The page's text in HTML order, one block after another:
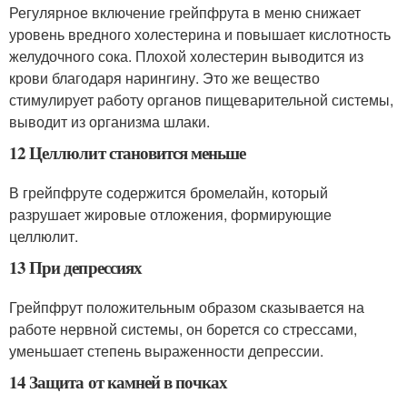
Регулярное включение грейпфрута в меню снижает
уровень вредного холестерина и повышает кислотность
желудочного сока. Плохой холестерин выводится из
крови благодаря нарингину. Это же вещество
стимулирует работу органов пищеварительной системы,
выводит из организма шлаки.
12 Целлюлит становится меньше
В грейпфруте содержится бромелайн, который
разрушает жировые отложения, формирующие
целлюлит.
13 При депрессиях
Грейпфрут положительным образом сказывается на
работе нервной системы, он борется со стрессами,
уменьшает степень выраженности депрессии.
14 Защита от камней в почках